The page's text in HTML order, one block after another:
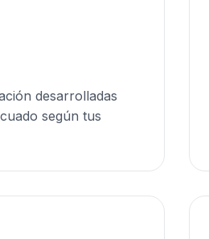
desarrolladas
según tus